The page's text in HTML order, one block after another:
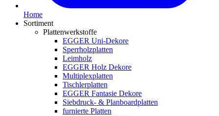
Home
Sortiment
Plattenwerkstoffe
EGGER Uni-Dekore
Sperrholzplatten
Leimholz
EGGER Holz Dekore
Multiplexplatten
Tischlerplatten
EGGER Fantasie Dekore
Siebdruck- & Planboardplatten
furnierte Platten